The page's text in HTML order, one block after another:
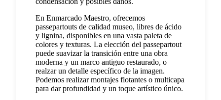
En Enmarcado Maestro, ofrecemos
passepartouts de calidad museo, libres de ácido
y lignina, disponibles en una vasta paleta de
colores y texturas. La elección del passepartout
puede suavizar la transición entre una obra
moderna y un marco antiguo restaurado, o
realzar un detalle específico de la imagen.
Podemos realizar montajes flotantes o multicapa
para dar profundidad y un toque artístico único.